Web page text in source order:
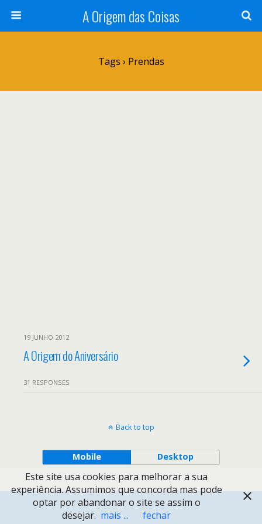
A Origem das Coisas
Tags › Prendas
19 JUNHO 2012
A Origem do Aniversário
31 RESPONSES
Back to top
Mobile Desktop
Este site usa cookies para melhorar a sua
experiência. Assumimos que concorda mas pode
optar por abandonar o site se assim o
desejar. mais ... fechar